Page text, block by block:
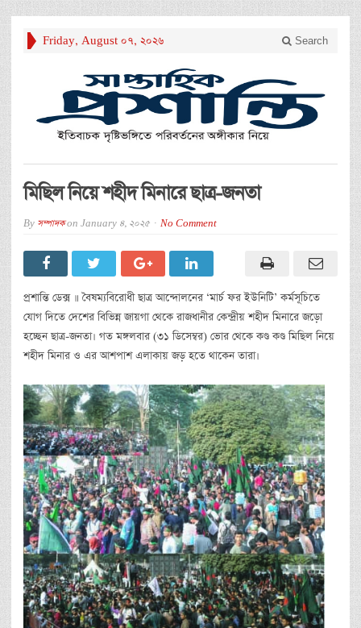
Friday, August 07, 2026 Search
মিছিল নিয়ে শহীদ মিনারে ছাত্র-জনতা
By সম্পাদকon January 4, 2025 No Comment
প্রশান্তি ডেক্স ॥ বৈষম্যবিরোধী ছাত্র আন্দোলনের ‘মার্চ ফর ইউনিটি’ কর্মসূচিতে
যোগ দিতে দেশের বিভিন্ন জায়গা থেকে রাজধানীর কেন্দ্রীয় শহীদ মিনারে জড়ো
হচ্ছেন ছাত্র-জনতা। গত মঙ্গলবার (৩১ ডিসেম্বর) ভোর থেকে কণ্ড কণ্ড মিছিল নিয়ে
শহীদ মিনার ও এর আশপাশ এলাকায় জড় হতে থাকেন তারা।